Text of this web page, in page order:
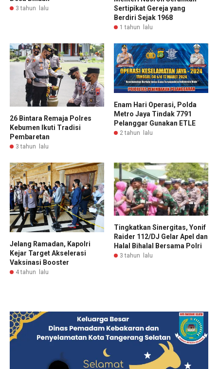
3 tahun lalu
Sertipikat Gereja yang
Berdiri Sejak 1968
1 tahun lalu
26 Bintara Remaja Polres
Kebumen Ikuti Tradisi
Pembaretan
3 tahun lalu
Enam Hari Operasi, Polda
Metro Jaya Tindak 7791
Pelanggar Gunakan ETLE
2 tahun lalu
Jelang Ramadan, Kapolri
Kejar Target Akselerasi
Vaksinasi Booster
4 tahun lalu
Tingkatkan Sinergitas, Yonif
Raider 112/DJ Gelar Apel dan
Halal Bihalal Bersama Polri
3 tahun lalu